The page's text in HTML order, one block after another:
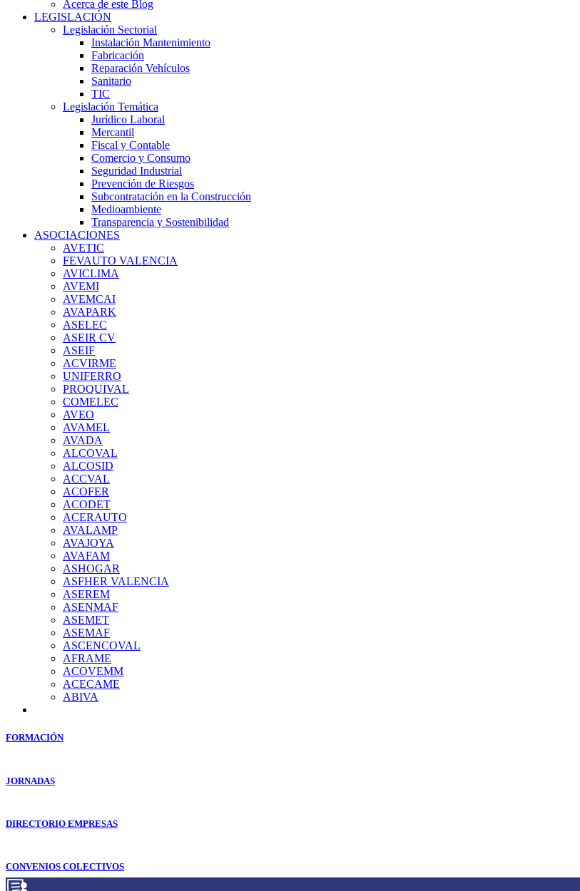
Acerca de este Blog
LEGISLACIÓN
Legislación Sectorial
Instalación Mantenimiento
Fabricación
Reparación Vehículos
Sanitario
TIC
Legislación Temática
Jurídico Laboral
Mercantil
Fiscal y Contable
Comercio y Consumo
Seguridad Industrial
Prevención de Riesgos
Subcontratación en la Construcción
Medioambiente
Transparencia y Sostenibilidad
ASOCIACIONES
AVETIC
FEVAUTO VALENCIA
AVICLIMA
AVEMI
AVEMCAI
AVAPARK
ASELEC
ASEIR CV
ASEIF
ACVIRME
UNIFERRO
PROQUIVAL
COMELEC
AVEO
AVAMEL
AVADA
ALCOVAL
ALCOSID
ACCVAL
ACOFER
ACODET
ACERAUTO
AVALAMP
AVAJOYA
AVAFAM
ASHOGAR
ASFHER VALENCIA
ASEREM
ASENMAF
ASEMET
ASEMAF
ASCENCOVAL
AFRAME
ACOVEMM
ACECAME
ABIVA
FORMACIÓN
JORNADAS
DIRECTORIO EMPRESAS
CONVENIOS COLECTIVOS